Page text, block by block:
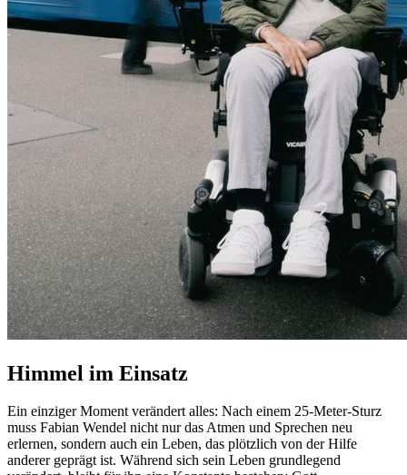
Himmel im Einsatz
Ein einziger Moment verändert alles: Nach einem 25-Meter-Sturz
muss Fabian Wendel nicht nur das Atmen und Sprechen neu
erlernen, sondern auch ein Leben, das plötzlich von der Hilfe
anderer geprägt ist. Während sich sein Leben grundlegend